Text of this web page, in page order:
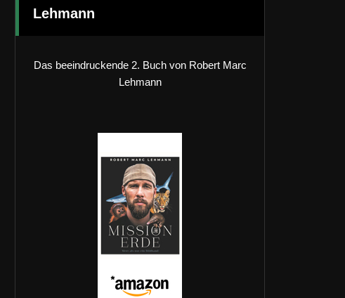
Lehmann
Das beeindruckende 2. Buch von Robert Marc
Lehmann